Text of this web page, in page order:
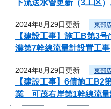
下流送水管更新（3工区
2024年8月29日更新 東部
【建設工事】施工B第3
濃第7幹線流量計設置工事
2024年8月29日更新 東部
【建設工事】6債施工B2
業 可茂右岸第1幹線流量